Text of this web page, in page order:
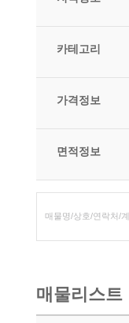
카테고리
가격정보
면적정보
매물리스트